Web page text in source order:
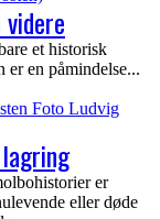
et historisk
er en påmindelse...
er
eller døde